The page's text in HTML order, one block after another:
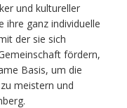
und kultureller
ihre ganz individuelle
der sie sich
fördern,
Basis, um die
meistern und